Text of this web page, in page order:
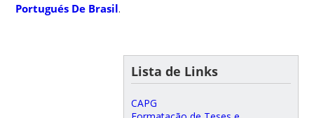
Portugués De Brasil.
Lista de Links
CAPG